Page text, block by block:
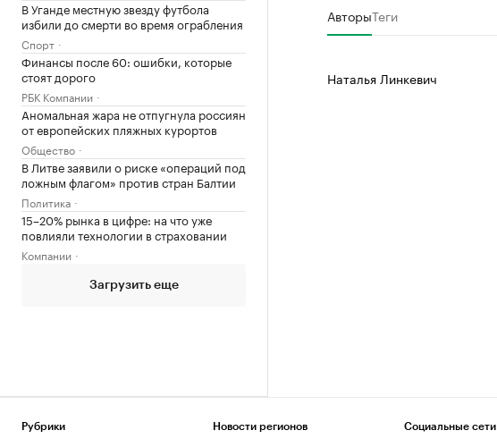
В Уганде местную звезду футбола
избили до смерти во время ограбления
Спорт
Финансы после 60: ошибки, которые
стоят дорого
РБК Компании
Аномальная жара не отпугнула россиян
от европейских пляжных курортов
Общество
В Литве заявили о риске «операций под
ложным флагом» против стран Балтии
Политика
15–20% рынка в цифре: на что уже
повлияли технологии в страховании
Компании
Загрузить еще
АвторыТеги
Наталья Линкевич
Рубрики Новости регионов Социальные сети